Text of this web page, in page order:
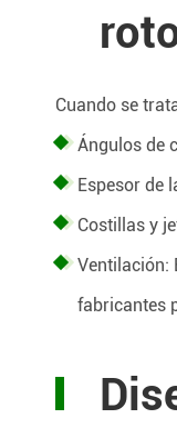
Cuando se
Ángulos de
Espesor de
Costillas y
Ventilación:
fabricantes